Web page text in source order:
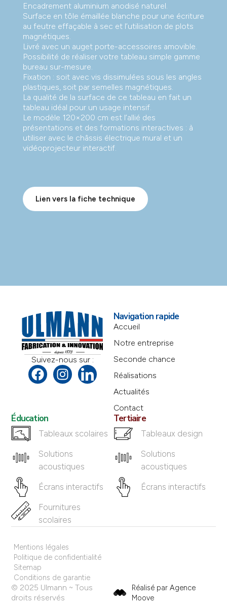
Encadrement aluminium anodisé naturel.
Surface en tôle émaillée blanche pour une écriture
au feutre effaçable à sec et l’utilisation de plots
magnétiques.
Livré avec un auget porte-accessoires amovible.
Possibilité de réaliser votre tableau simple gamme
bureau sur-mesure.
Fixation : soit avec vis dissimulées sous les angles
plastiques, soit par semelles magnétiques.
La qualité de la surface de ce tableau en fait un
tableau idéal pour un usage intensif.
Le modèle 120×200 cm est l’allié des
présentations et des formations interactives : à
utiliser avec le châssis électrique mural et un
vidéoprojecteur interactif.
Lien vers la fiche technique
Suivez-nous sur :
Navigation rapide
Accueil
Notre entreprise
Seconde chance
Réalisations
Actualités
Contact
Éducation
Tableaux scolaires
Solutions
acoustiques
Écrans interactifs
Fournitures
scolaires
Tertiaire
Tableaux design
Solutions
acoustiques
Écrans interactifs
Mentions légales
Politique de confidentialité
Sitemap
Conditions de garantie
© 2025 Ulmann ~ Tous
droits réservés
Réalisé par Agence
Moove